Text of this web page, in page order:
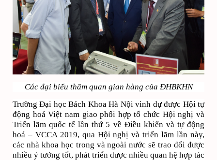
Các đại biểu thăm quan gian hàng của ĐHBKHN
Trường Đại học Bách Khoa Hà Nội vinh dự được Hội tự
động hoá Việt nam giao phối hợp tổ chức Hội nghị và
Triển lãm quốc tế lần thứ 5 về Điều khiển và tự động
hoá – VCCA 2019, qua Hội nghị và triển lãm lần này,
các nhà khoa học trong và ngoài nước sẽ trao đổi được
nhiều ý tưởng tốt, phát triển được nhiều quan hệ hợp tác